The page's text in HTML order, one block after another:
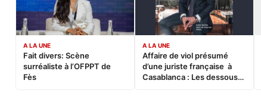
A LA UNE
Fait divers: Scène
surréaliste à l’OFPPT de
Fès
A LA UNE
Affaire de viol présumé
d’une juriste française à
Casablanca : Les dessous